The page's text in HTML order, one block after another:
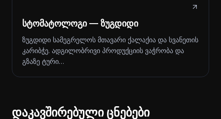
სტომატოლოგი — ზუგდიდი
ზუგდიდი სამეგრელოს მთავარი ქალაქია და სვანეთის
კარიბჭე. ადგილობრივი პროდუქციის ვაჭრობა და
გზაზე ტური…
დაკავშირებული ცნებები